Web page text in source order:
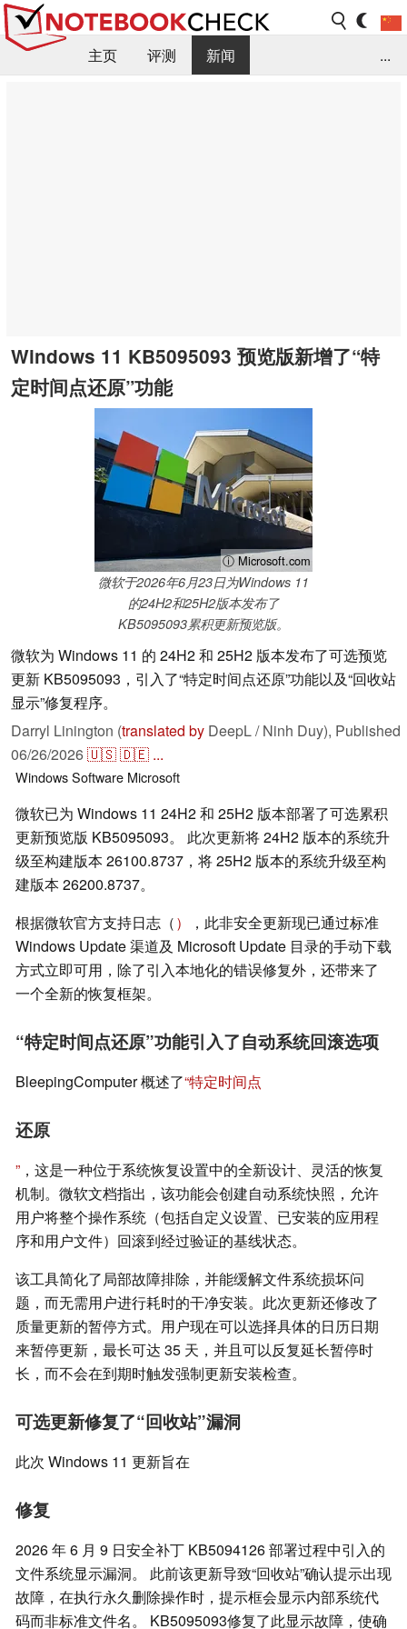
主页 评测
新闻
...
Windows 11 KB5095093 预览版新增了“特
定时间点还原”功能
ⓘ Microsoft.com
微软于2026年6月23日为Windows 11
的24H2和25H2版本发布了
KB5095093累积更新预览版。
微软为 Windows 11 的 24H2 和 25H2 版本发布了可选预览
更新 KB5095093，引入了“特定时间点还原”功能以及“回收站
显示”修复程序。
Darryl Linington (translated by DeepL / Ninh Duy), Published
06/26/2026🇺🇸🇩🇪 ...
WindowsSoftware Microsoft
微软已为 Windows 11 24H2 和 25H2 版本部署了可选累积
更新预览版 KB5095093。 此次更新将 24H2 版本的系统升
级至构建版本 26100.8737，将 25H2 版本的系统升级至构
建版本 26200.8737。
根据微软官方支持日志（）
，此非安全更新现已通过标准
Windows Update 渠道及 Microsoft Update 目录的手动下载
方式立即可用，除了引入本地化的错误修复外，还带来了
一个全新的恢复框架。
“特定时间点还原”功能引入了自动系统回滚选项
BleepingComputer 概述了“特定时间点
还原
” ，这是一种位于系统恢复设置中的全新设计、灵活的恢复
机制。微软文档指出，该功能会创建自动系统快照，允许
用户将整个操作系统（包括自定义设置、已安装的应用程
序和用户文件）回滚到经过验证的基线状态。
该工具简化了局部故障排除，并能缓解文件系统损坏问
题，而无需用户进行耗时的干净安装。此次更新还修改了
质量更新的暂停方式。用户现在可以选择具体的日历日期
来暂停更新，最长可达 35 天，并且可以反复延长暂停时
长，而不会在到期时触发强制更新安装检查。
可选更新修复了“回收站”漏洞
此次 Windows 11 更新旨在
修复
2026 年 6 月 9 日安全补丁 KB5094126 部署过程中引入的
文件系统显示漏洞。 此前该更新导致“回收站”确认提示出现
故障，在执行永久删除操作时，提示框会显示内部系统代
码而非标准文件名。 KB5095093修复了此显示故障，使确